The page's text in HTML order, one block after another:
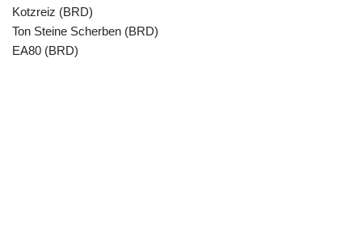
Kotzreiz (BRD)
Ton Steine Scherben (BRD)
EA80 (BRD)